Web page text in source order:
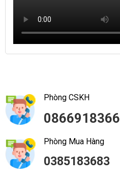
Phòng CSKH
0866918366
Phòng Mua Hàng
0385183683